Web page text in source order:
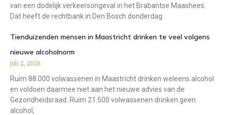
van een dodelijk verkeersongeval in het Brabantse Maashees.
Dat heeft de rechtbank in Den Bosch donderdag
Tienduizenden mensen in Maastricht drinken te veel volgens
nieuwe alcoholnorm
juli 2, 2026
Ruim 88.000 volwassenen in Maastricht drinken weleens alcohol
en voldoen daarmee niet aan het nieuwe advies van de
Gezondheidsraad. Ruim 21.500 volwassenen drinken geen
alcohol;